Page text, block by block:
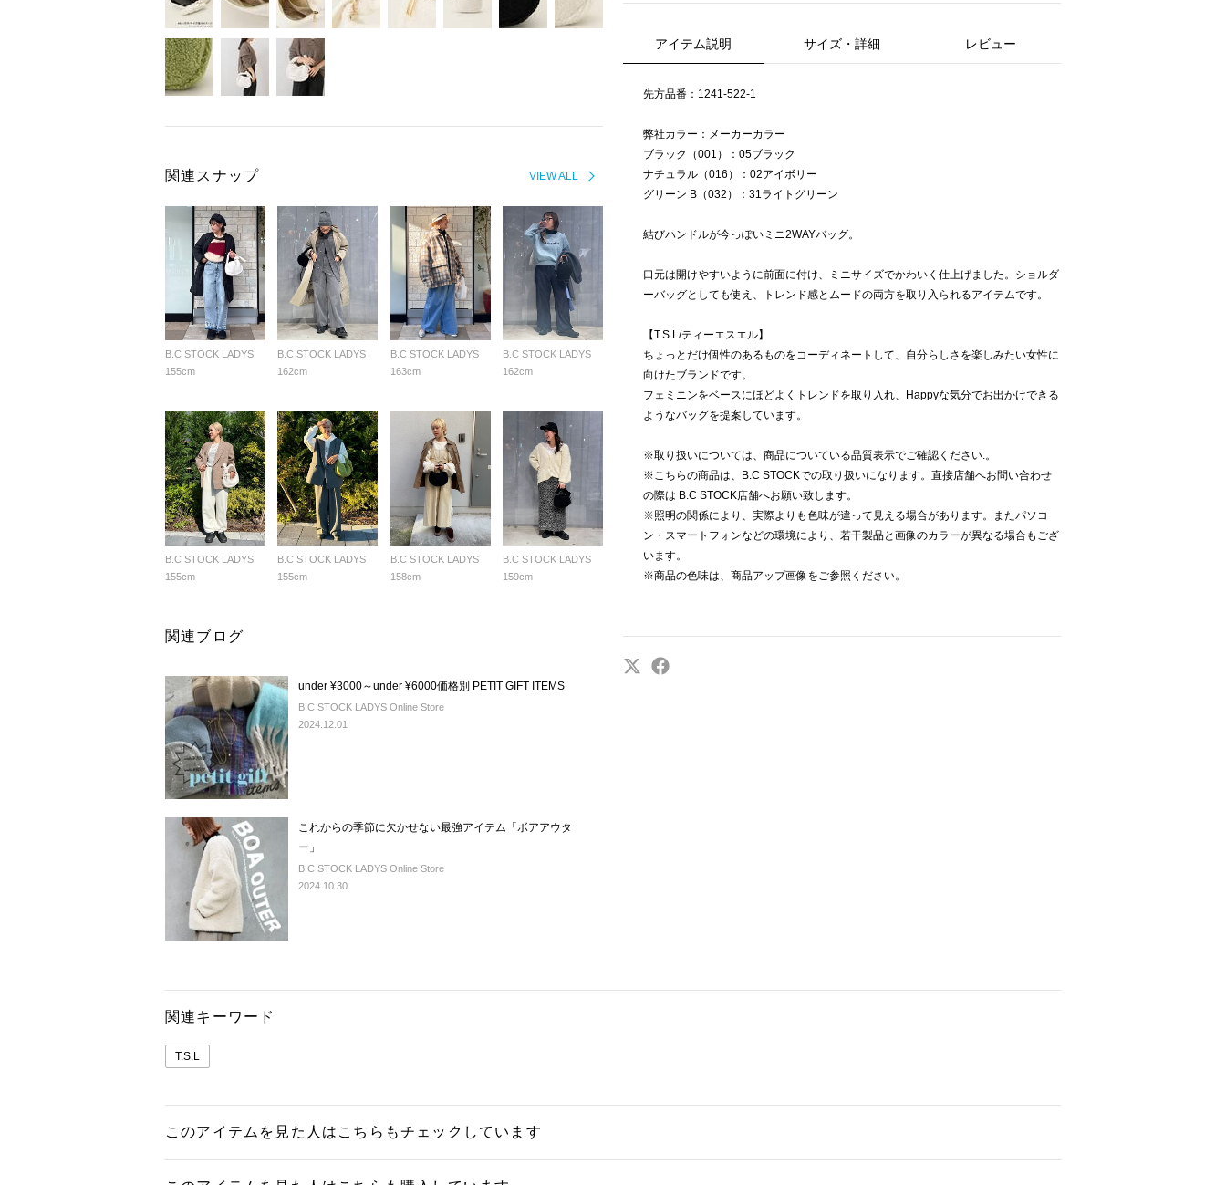
VIEW ALL
関連スナップ
B.C STOCK LADYS
155cm
B.C STOCK LADYS
162cm
B.C STOCK LADYS
163cm
B.C STOCK LADYS
162cm
B.C STOCK LADYS
155cm
B.C STOCK LADYS
155cm
B.C STOCK LADYS
158cm
B.C STOCK LADYS
159cm
関連ブログ
under ¥3000～under ¥6000価格別 PETIT GIFT ITEMS
B.C STOCK LADYS Online Store
2024.12.01
これからの季節に欠かせない最強アイテム「ボアアウタ
ー」
B.C STOCK LADYS Online Store
2024.10.30
アイテム説明 サイズ・詳細 レビュー
先方品番：1241-522-1
弊社カラー：メーカーカラー
ブラック（001）：05ブラック
ナチュラル（016）：02アイボリー
グリーン B（032）：31ライトグリーン
結びハンドルが今っぽいミニ2WAYバッグ。
口元は開けやすいように前面に付け、ミニサイズでかわいく仕上げました。ショルダ
ーバッグとしても使え、トレンド感とムードの両方を取り入られるアイテムです。
【T.S.L/ティーエスエル】
ちょっとだけ個性のあるものをコーディネートして、自分らしさを楽しみたい女性に
向けたブランドです。
フェミニンをベースにほどよくトレンドを取り入れ、Happyな気分でお出かけできる
ようなバッグを提案しています。
※取り扱いについては、商品についている品質表示でご確認ください.。
※こちらの商品は、B.C STOCKでの取り扱いになります。直接店舗へお問い合わせ
の際は B.C STOCK店舗へお願い致します。
※照明の関係により、実際よりも色味が違って見える場合があります。またパソコ
ン・スマートフォンなどの環境により、若干製品と画像のカラーが異なる場合もござ
います。
※商品の色味は、商品アップ画像をご参照ください。
関連キーワード
T.S.L
このアイテムを見た人はこちらもチェックしています